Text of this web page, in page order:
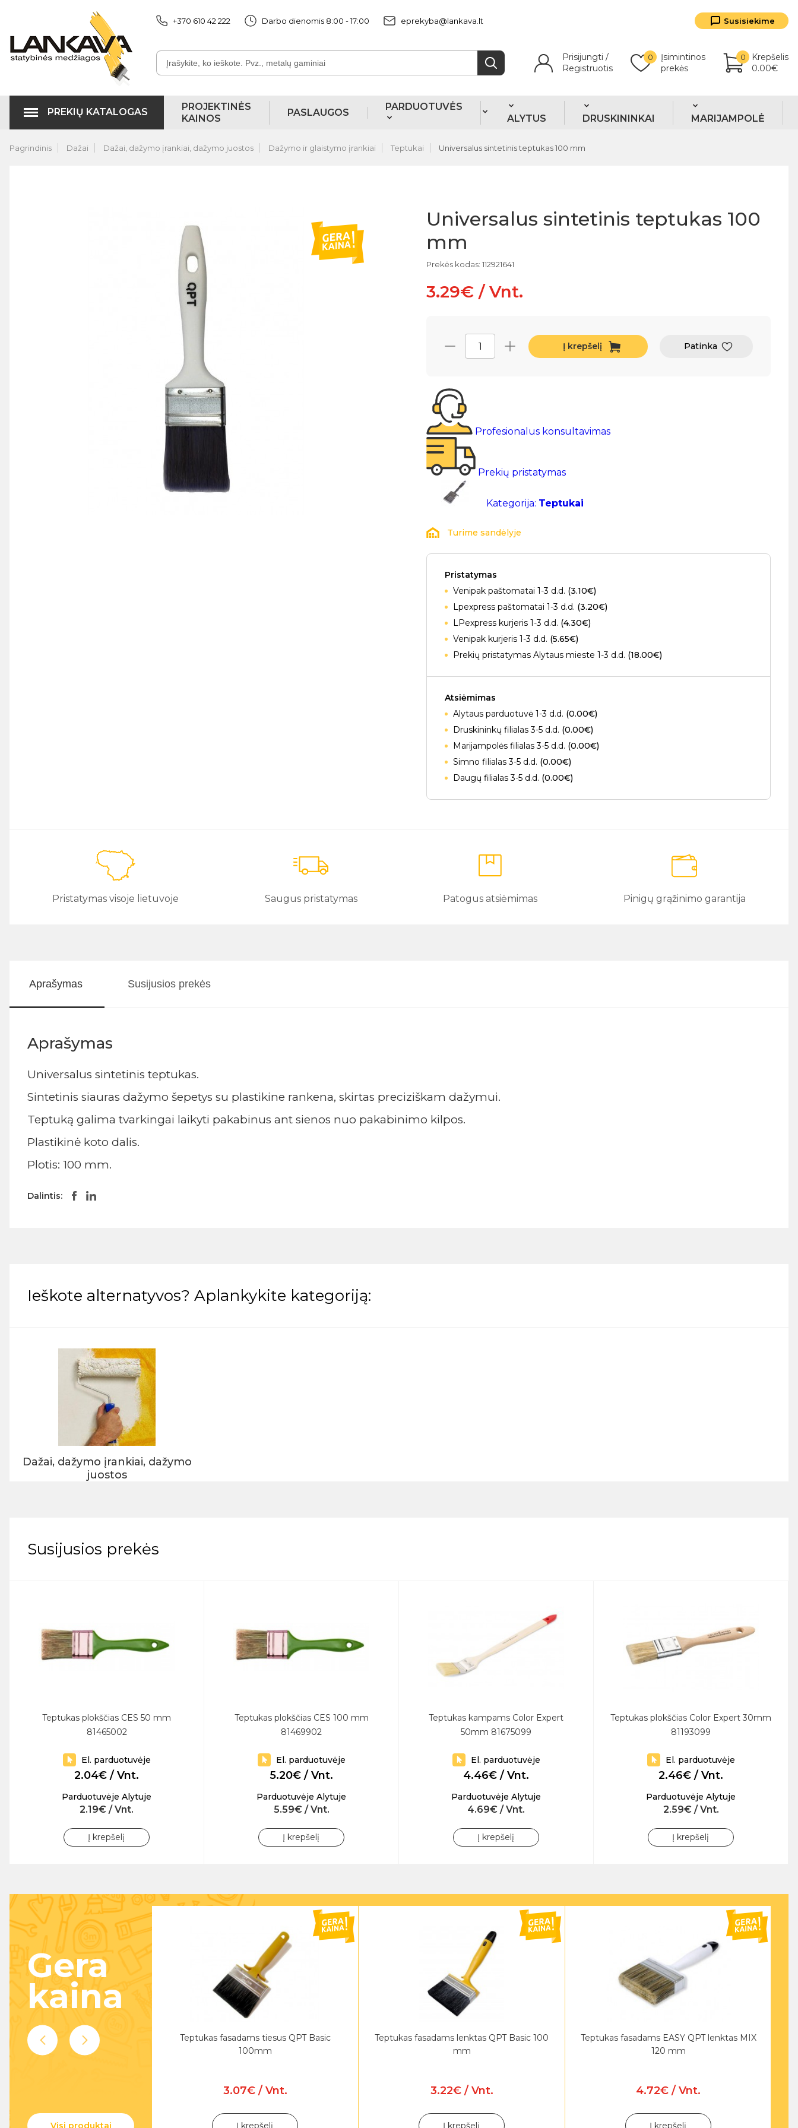
+370 610 42 222 Darbo dienomis 8:00 - 17:00 eprekyba@lankava.lt Susisiekime
Prisijungti /
Registruotis
Įsimintinos
prekės
0
Krepšelis
0.00€
0
PREKIŲ KATALOGAS
PROJEKTINĖS
KAINOS
PASLAUGOS
PARDUOTUVĖS
ALYTUS
DRUSKININKAI MARIJAMPOLĖ
Pagrindinis Dažai Dažai, dažymo įrankiai, dažymo juostos Dažymo ir glaistymo įrankiai Teptukai Universalus sintetinis teptukas 100 mm
Universalus sintetinis teptukas 100
mm
Prekės kodas: 112921641
3.29€ / Vnt.
Į krepšelį Patinka
Profesionalus konsultavimas
Prekių pristatymas
Kategorija: Teptukai
Turime sandėlyje
Pristatymas
Venipak paštomatai 1-3 d.d. (3.10€)
Lpexpress paštomatai 1-3 d.d. (3.20€)
LPexpress kurjeris 1-3 d.d. (4.30€)
Venipak kurjeris 1-3 d.d. (5.65€)
Prekių pristatymas Alytaus mieste 1-3 d.d. (18.00€)
Atsiėmimas
Alytaus parduotuvė 1-3 d.d. (0.00€)
Druskininkų filialas 3-5 d.d. (0.00€)
Marijampolės filialas 3-5 d.d. (0.00€)
Simno filialas 3-5 d.d. (0.00€)
Daugų filialas 3-5 d.d. (0.00€)
Pristatymas visoje lietuvoje Saugus pristatymas Patogus atsiėmimas Pinigų grąžinimo garantija
Aprašymas Susijusios prekės
Aprašymas
Universalus sintetinis teptukas.
Sintetinis siauras dažymo šepetys su plastikine rankena, skirtas preciziškam dažymui.
Teptuką galima tvarkingai laikyti pakabinus ant sienos nuo pakabinimo kilpos.
Plastikinė koto dalis.
Plotis: 100 mm.
Dalintis:
Ieškote alternatyvos? Aplankykite kategoriją:
Dažai, dažymo įrankiai, dažymo
juostos
Susijusios prekės
Teptukas plokščias CES 50 mm
81465002
El. parduotuvėje
2.04€ / Vnt.
Parduotuvėje Alytuje
2.19€ / Vnt.
Į krepšelį
Teptukas plokščias CES 100 mm
81469902
El. parduotuvėje
5.20€ / Vnt.
Parduotuvėje Alytuje
5.59€ / Vnt.
Į krepšelį
Teptukas kampams Color Expert
50mm 81675099
El. parduotuvėje
4.46€ / Vnt.
Parduotuvėje Alytuje
4.69€ / Vnt.
Į krepšelį
Teptukas plokščias Color Expert 30mm
81193099
El. parduotuvėje
2.46€ / Vnt.
Parduotuvėje Alytuje
2.59€ / Vnt.
Į krepšelį
Gera
kaina
Visi produktai
Advance MAX Blue Precision
38mm
Į krepšelį
Teptukas fasadams tiesus QPT Basic
100mm
3.07€ / Vnt.
Į krepšelį
Teptukas fasadams lenktas QPT Basic 100
mm
3.22€ / Vnt.
Į krepšelį
Teptukas fasadams EASY QPT lenktas MIX
120 mm
4.72€ / Vnt.
Į krepšelį